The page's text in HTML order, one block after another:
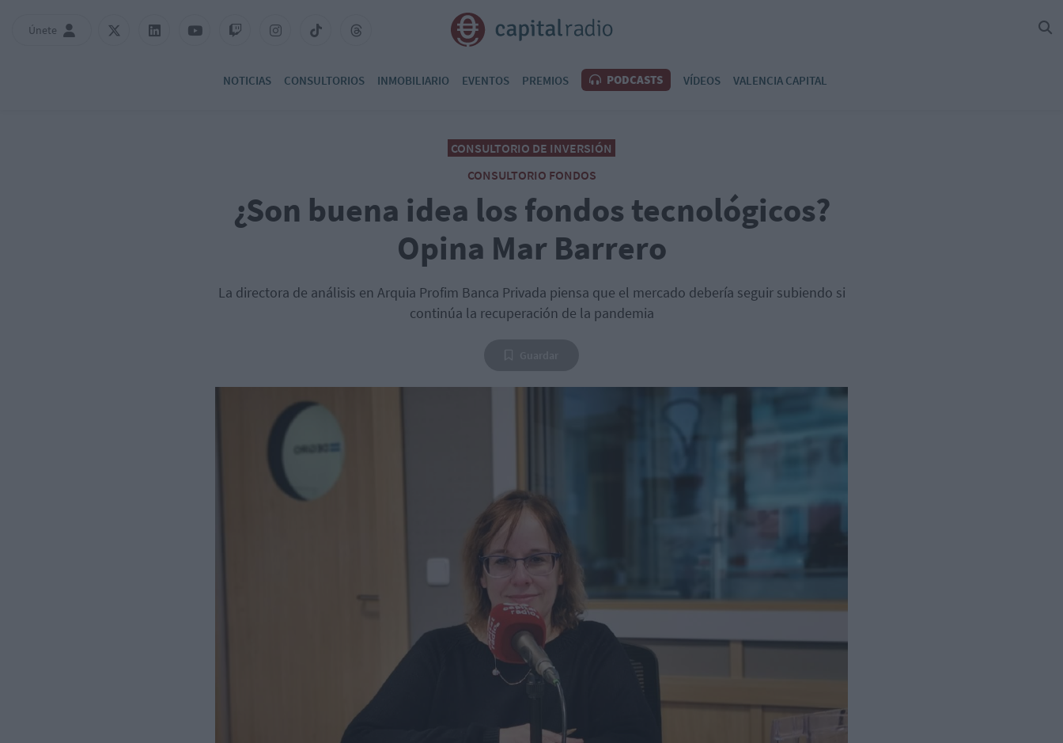
Únete
NOTICIAS CONSULTORIOS INMOBILIARIO EVENTOS PREMIOS PODCASTS VÍDEOS VALENCIA CAPITAL
CONSULTORIO DE INVERSIÓN
CONSULTORIO FONDOS
¿Son buena idea los fondos tecnológicos?
Opina Mar Barrero
La directora de análisis en Arquia Profim Banca Privada piensa que el mercado debería seguir subiendo si
continúa la recuperación de la pandemia